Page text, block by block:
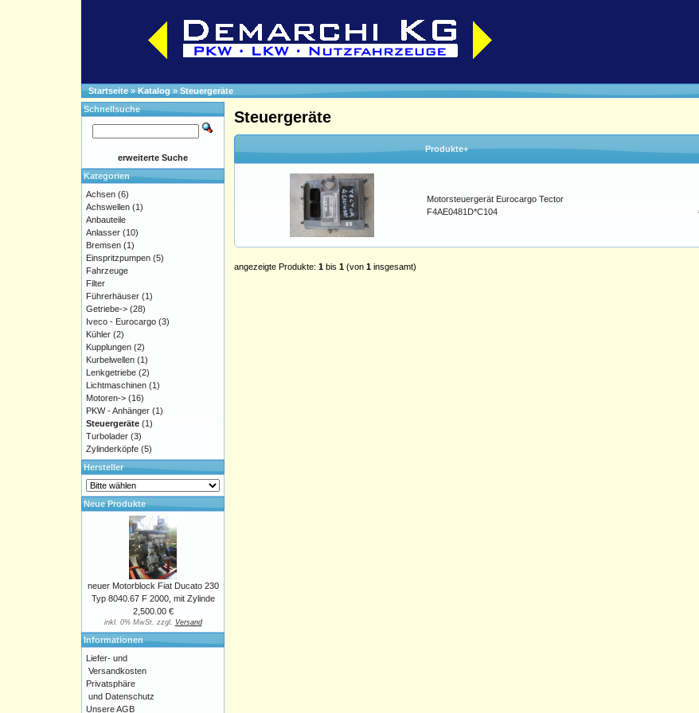
Startseite»Katalog » Steuergeräte
Steuergeräte
Produkte+
Motorsteuergerät Eurocargo Tector
F4AE0481D*C104
angezeigte Produkte: 1 bis 1 (von 1 insgesamt)
Schnellsuche
erweiterte Suche
Kategorien
Achsen (6)
Achswellen (1)
Anbauteile
Anlasser (10)
Bremsen (1)
Einspritzpumpen (5)
Fahrzeuge
Filter
Führerhäuser (1)
Getriebe-> (28)
Iveco - Eurocargo (3)
Kühler (2)
Kupplungen (2)
Kurbelwellen (1)
Lenkgetriebe (2)
Lichtmaschinen (1)
Motoren-> (16)
PKW - Anhänger (1)
Steuergeräte (1)
Turbolader (3)
Zylinderköpfe (5)
Hersteller
Neue Produkte
neuer Motorblock Fiat Ducato 230
Typ 8040.67 F 2000, mit Zylinde
2,500.00 €
inkl. 0% MwSt. zzgl. Versand
Informationen
Liefer- und
Versandkosten
Privatsphäre
und Datenschutz
Unsere AGB